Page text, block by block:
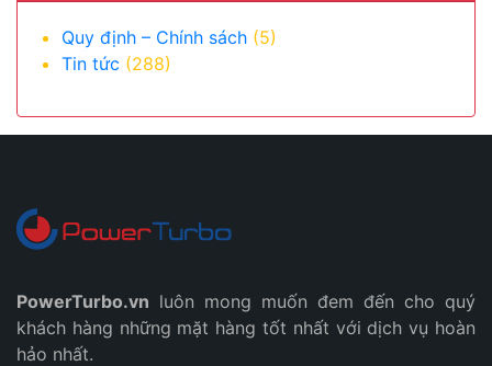
Quy định – Chính sách (5)
Tin tức (288)
PowerTurbo.vn luôn mong muốn đem đến cho quý
khách hàng những mặt hàng tốt nhất với dịch vụ hoàn
hảo nhất.